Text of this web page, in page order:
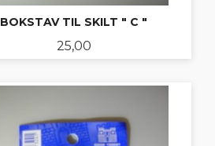
BOKSTAV TIL SKILT " C "
Pris
25,00
KJØP